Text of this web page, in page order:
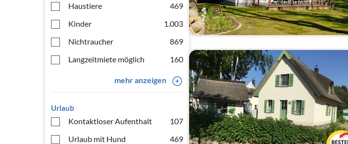
Haustiere
469
Kinder
1.003
Nichtraucher
869
Langzeitmiete möglich
160
mehr anzeigen
Urlaub
Kontaktloser Aufenthalt
107
Urlaub mit Hund
469